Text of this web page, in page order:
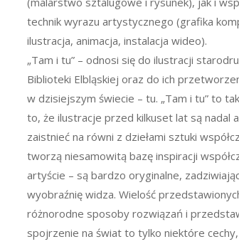
technik wyrazu artystycznego (grafika
ilustracja, animacja, instalacja wideo).
„Tam i tu” – odnosi się do ilustracji
Biblioteki Elbląskiej oraz do ich
w dzisiejszym świecie – tu. „Tam i tu” to
to, że ilustracje przed kilkuset lat są nadal
zaistnieć na równi z dziełami sztuki
tworzą niesamowitą bazę inspiracji
artyście – są bardzo oryginalne,
wyobraźnię widza. Wielość
różnorodne sposoby rozwiązań i
spojrzenie na świat to tylko niektóre